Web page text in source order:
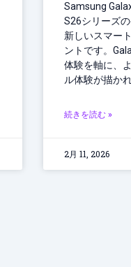
Samsung
S26シリーズ
新しいスマー
ントです。
体験を軸に、
ル体験が描か
続きを読む »
2月 11, 2026